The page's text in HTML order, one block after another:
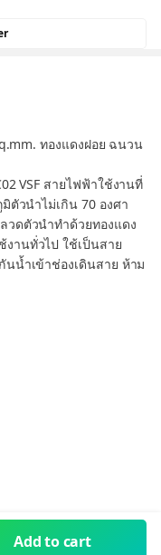
ทองแดงฝอย ฉนวน
VSF สายไฟฟ้าใช้งานที่
ตัวนำไม่เกิน 70 องศา
วดตัวนำทำด้วยทองแดง
านทั่วไป ใช้เป็นสาย
นน้ำเข้าช่องเดินสาย ห้าม
Battery Cable 50
Add to cart